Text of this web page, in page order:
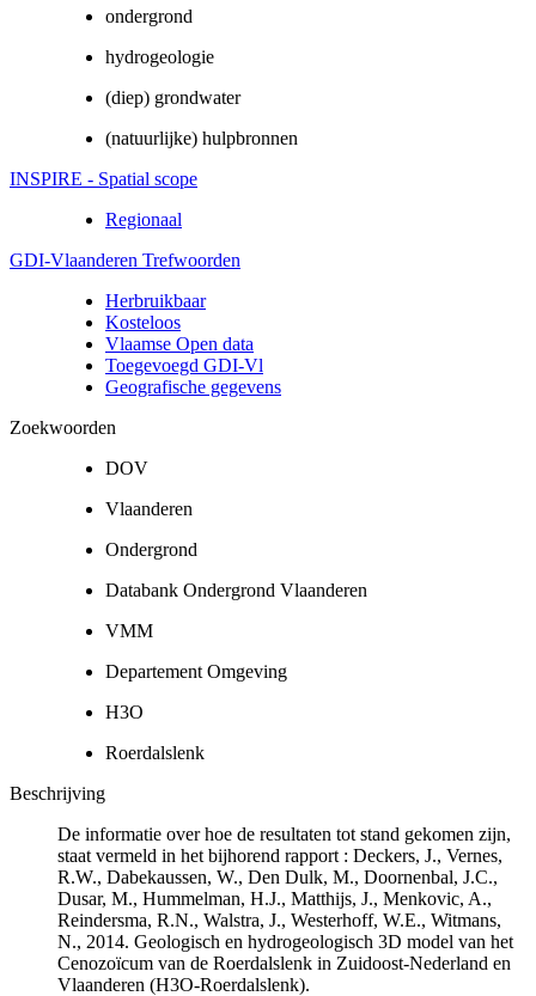
ondergrond
hydrogeologie
(diep) grondwater
(natuurlijke) hulpbronnen
INSPIRE - Spatial scope
Regionaal
GDI-Vlaanderen Trefwoorden
Herbruikbaar
Kosteloos
Vlaamse Open data
Toegevoegd GDI-Vl
Geografische gegevens
Zoekwoorden
DOV
Vlaanderen
Ondergrond
Databank Ondergrond Vlaanderen
VMM
Departement Omgeving
H3O
Roerdalslenk
Beschrijving
De informatie over hoe de resultaten tot stand gekomen zijn,
staat vermeld in het bijhorend rapport : Deckers, J., Vernes,
R.W., Dabekaussen, W., Den Dulk, M., Doornenbal, J.C.,
Dusar, M., Hummelman, H.J., Matthijs, J., Menkovic, A.,
Reindersma, R.N., Walstra, J., Westerhoff, W.E., Witmans,
N., 2014. Geologisch en hydrogeologisch 3D model van het
Cenozoïcum van de Roerdalslenk in Zuidoost-Nederland en
Vlaanderen (H3O-Roerdalslenk).